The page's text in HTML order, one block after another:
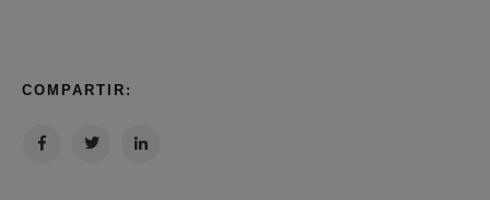
COMPARTIR: